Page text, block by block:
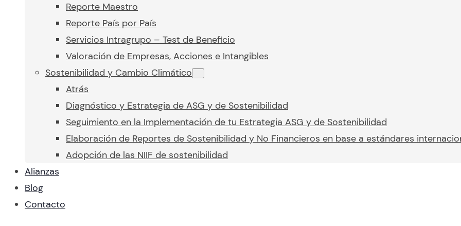
Reporte Maestro
Reporte País por País
Servicios Intragrupo – Test de Beneficio
Valoración de Empresas, Acciones e Intangibles
Sostenibilidad y Cambio Climático
Atrás
Diagnóstico y Estrategia de ASG y de Sostenibilidad
Seguimiento en la Implementación de tu Estrategia ASG y de Sostenibilidad
Elaboración de Reportes de Sostenibilidad y No Financieros en base a estándares
Adopción de las NIIF de sostenibilidad
Alianzas
Blog
Contacto